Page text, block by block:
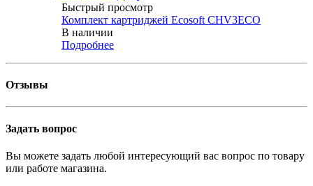
Быстрый просмотр
Комплект картриджей Ecosoft CHV3ECO
В наличии
Подробнее
Отзывы
Задать вопрос
Вы можете задать любой интересующий вас вопрос по товару
или работе магазина.